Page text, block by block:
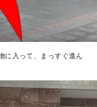
に入って、まっすぐ進ん